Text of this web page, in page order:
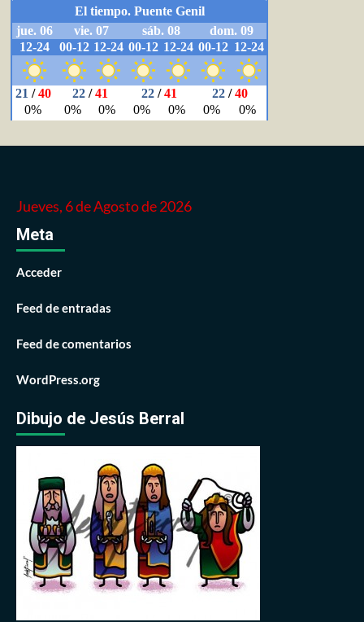
Jueves, 6 de Agosto de 2026
Meta
Acceder
Feed de entradas
Feed de comentarios
WordPress.org
Dibujo de Jesús Berral